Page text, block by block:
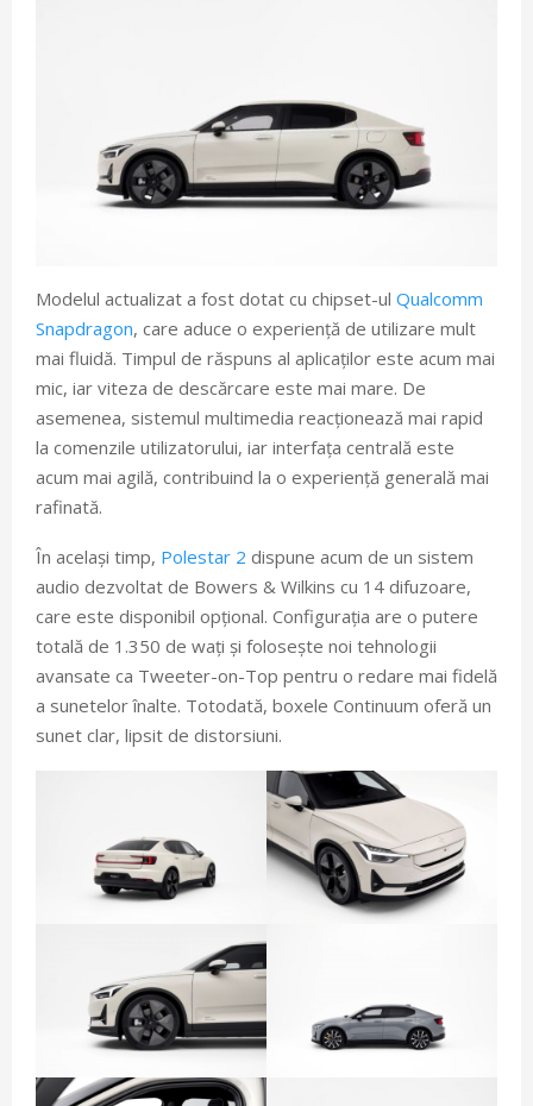
Modelul actualizat a fost dotat cu chipset-ul Qualcomm
Snapdragon, care aduce o experiență de utilizare mult
mai fluidă. Timpul de răspuns al aplicaților este acum mai
mic, iar viteza de descărcare este mai mare. De
asemenea, sistemul multimedia reacționează mai rapid
la comenzile utilizatorului, iar interfața centrală este
acum mai agilă, contribuind la o experiență generală mai
rafinată.
În același timp, Polestar 2 dispune acum de un sistem
audio dezvoltat de Bowers & Wilkins cu 14 difuzoare,
care este disponibil opțional. Configurația are o putere
totală de 1.350 de wați și folosește noi tehnologii
avansate ca Tweeter-on-Top pentru o redare mai fidelă
a sunetelor înalte. Totodată, boxele Continuum oferă un
sunet clar, lipsit de distorsiuni.